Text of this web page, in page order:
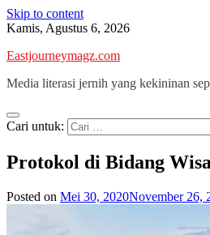
Skip to content
Kamis, Agustus 6, 2026
Eastjourneymagz.com
Media literasi jernih yang kekininan
Cari untuk:
Protokol di Bidang
Posted on Mei 30, 2020November 26,